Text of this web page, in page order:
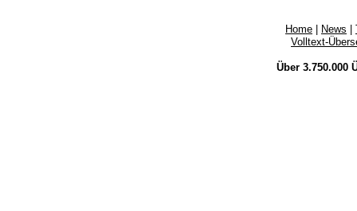
Home News
Volltext-
Über 3.750.000